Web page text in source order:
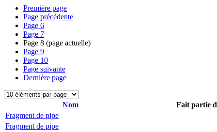
Première page
Page précédente
Page 6
Page 7
Page 8 (page actuelle)
Page 9
Page 10
Page suivante
Dernière page
Nom
Fait partie
Fragment de pipe
Fragment de pipe